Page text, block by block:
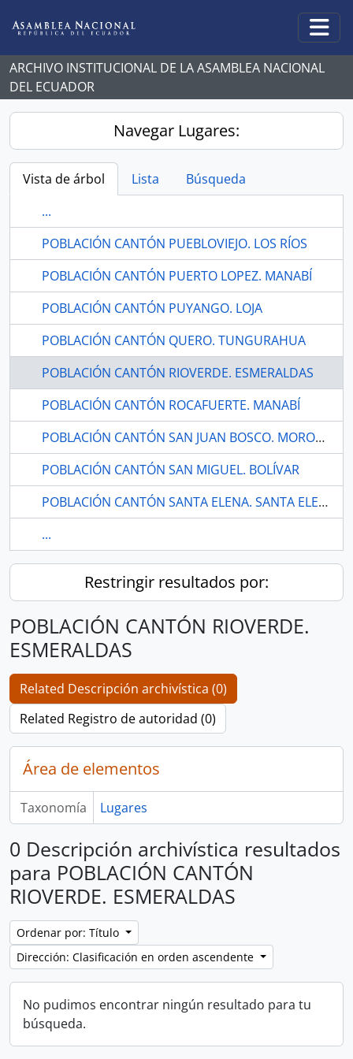
ARCHIVO INSTITUCIONAL DE LA ASAMBLEA NACIONAL
DEL ECUADOR
Navegar Lugares:
Vista de árbol Lista
Búsqueda
...
POBLACIÓN CANTÓN PUEBLOVIEJO. LOS RÍOS
POBLACIÓN CANTÓN PUERTO LOPEZ. MANABÍ
POBLACIÓN CANTÓN PUYANGO. LOJA
POBLACIÓN CANTÓN QUERO. TUNGURAHUA
POBLACIÓN CANTÓN RIOVERDE. ESMERALDAS
POBLACIÓN CANTÓN ROCAFUERTE. MANABÍ
POBLACIÓN CANTÓN SAN JUAN BOSCO. MORONA SANTIAGO
POBLACIÓN CANTÓN SAN MIGUEL. BOLÍVAR
POBLACIÓN CANTÓN SANTA ELENA. SANTA ELENA
...
Restringir resultados por:
POBLACIÓN CANTÓN RIOVERDE.
ESMERALDAS
Related Descripción archivística (0)
Related Registro de autoridad (0)
Área de elementos
Taxonomía Lugares
0 Descripción archivística resultados
para POBLACIÓN CANTÓN
RIOVERDE. ESMERALDAS
Ordenar por: Título
Dirección: Clasificación en orden ascendente
No pudimos encontrar ningún resultado para tu
búsqueda.